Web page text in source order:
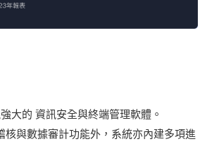
大的 資訊安全與終端管理軟體。
核與數據審計功能外，系統亦內建多項進